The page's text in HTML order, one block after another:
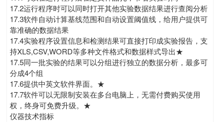
17.2运行程序时可以同时打开其他实验数据结果进行查阅分析
17.3软件自动计算基线范围和自动设置阈值线，给用户提供可
靠准确的数据结果
17.4实验程序设置信息和检测结果可直接打印成实验报告，支
持XLS,CSV,WORD等多种文件格式和数据样式导出★
17.5同一批实验的结果可以分组进行独立的数据分析，最多可
分成4个组
17.6提供中英文软件界面。★
17.7软件可以无限制安装在多台电脑上，无需付费购买使用
权，终身可免费升级。★
仪器技术指标